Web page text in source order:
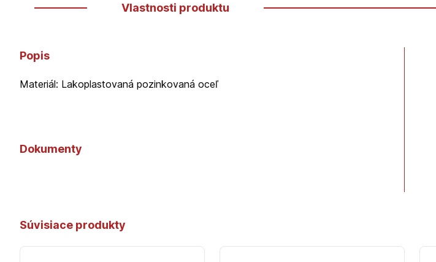
Vlastnosti produktu
Popis
Materiál: Lakoplastovaná pozinkovaná oceľ
Dokumenty
Súvisiace produkty